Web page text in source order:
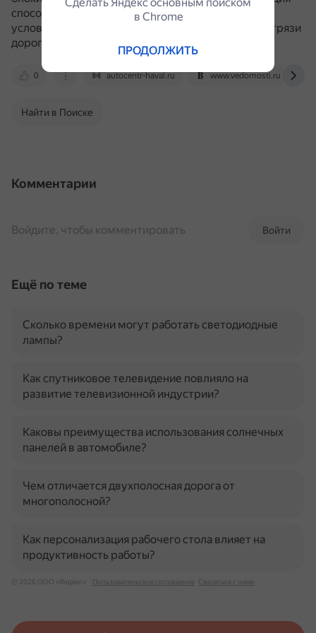
способствует росту проходимости автомобиля в
условиях бездорожья, особенно на раскисших от грязи
дорогах.
0 autocentr-haval.ru www.vedomosti.ru
Найти в Поиске
Комментарии
Войти
Войдите, чтобы комментировать
Ещё по теме
Сколько времени могут работать светодиодные
лампы?
Как спутниковое телевидение повлияло на
развитие телевизионной индустрии?
Каковы преимущества использования солнечных
панелей в автомобиле?
Чем отличается двухполосная дорога от
многополосной?
Как персонализация рабочего стола влияет на
продуктивность работы?
© 2026 ООО «Яндекс» Пользовательское соглашение Связаться с нами
в Сhrome
ПРОДОЛЖИТЬ